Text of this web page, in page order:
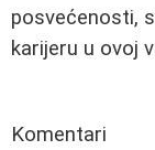
posvećenosti,
karijeru u ovoj
Komentari